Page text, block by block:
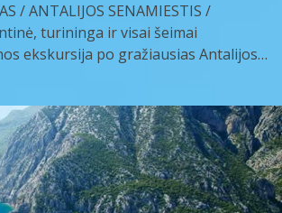
/ ANTALIJOS SENAMIESTIS /
turininga ir visai šeimai
ekskursija po gražiausias Antalijos…